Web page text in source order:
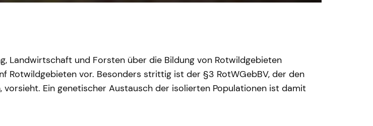
Landwirtschaft und Forsten über die Bildung von Rotwildgebieten
Rotwildgebieten vor. Besonders strittig ist der §3 RotWGebBV, der den
Ein genetischer Austausch der isolierten Populationen ist damit